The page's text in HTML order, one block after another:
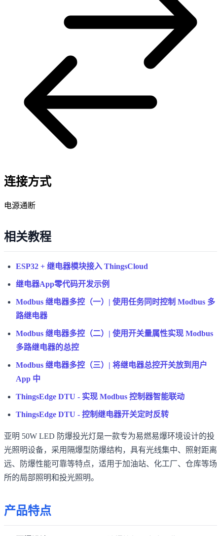
连接方式
电源通断
相关教程
ESP32 + 继电器模块接入 ThingsCloud
继电器App零代码开发示例
Modbus 继电器多控（一）| 使用任务同时控制 Modbus 多
路继电器
Modbus 继电器多控（二）| 使用开关量属性实现 Modbus
多路继电器的总控
Modbus 继电器多控（三）| 将继电器总控开关放到用户
App 中
ThingsEdge DTU - 实现 Modbus 控制器智能联动
ThingsEdge DTU - 控制继电器开关定时反转
亚明 50W LED 防爆投光灯是一款专为易燃易爆环境设计的投
光照明设备，采用隔爆型防爆结构，具有光线集中、照射距离
远、防爆性能可靠等特点，适用于加油站、化工厂、仓库等场
所的局部照明和投光照明。
产品特点